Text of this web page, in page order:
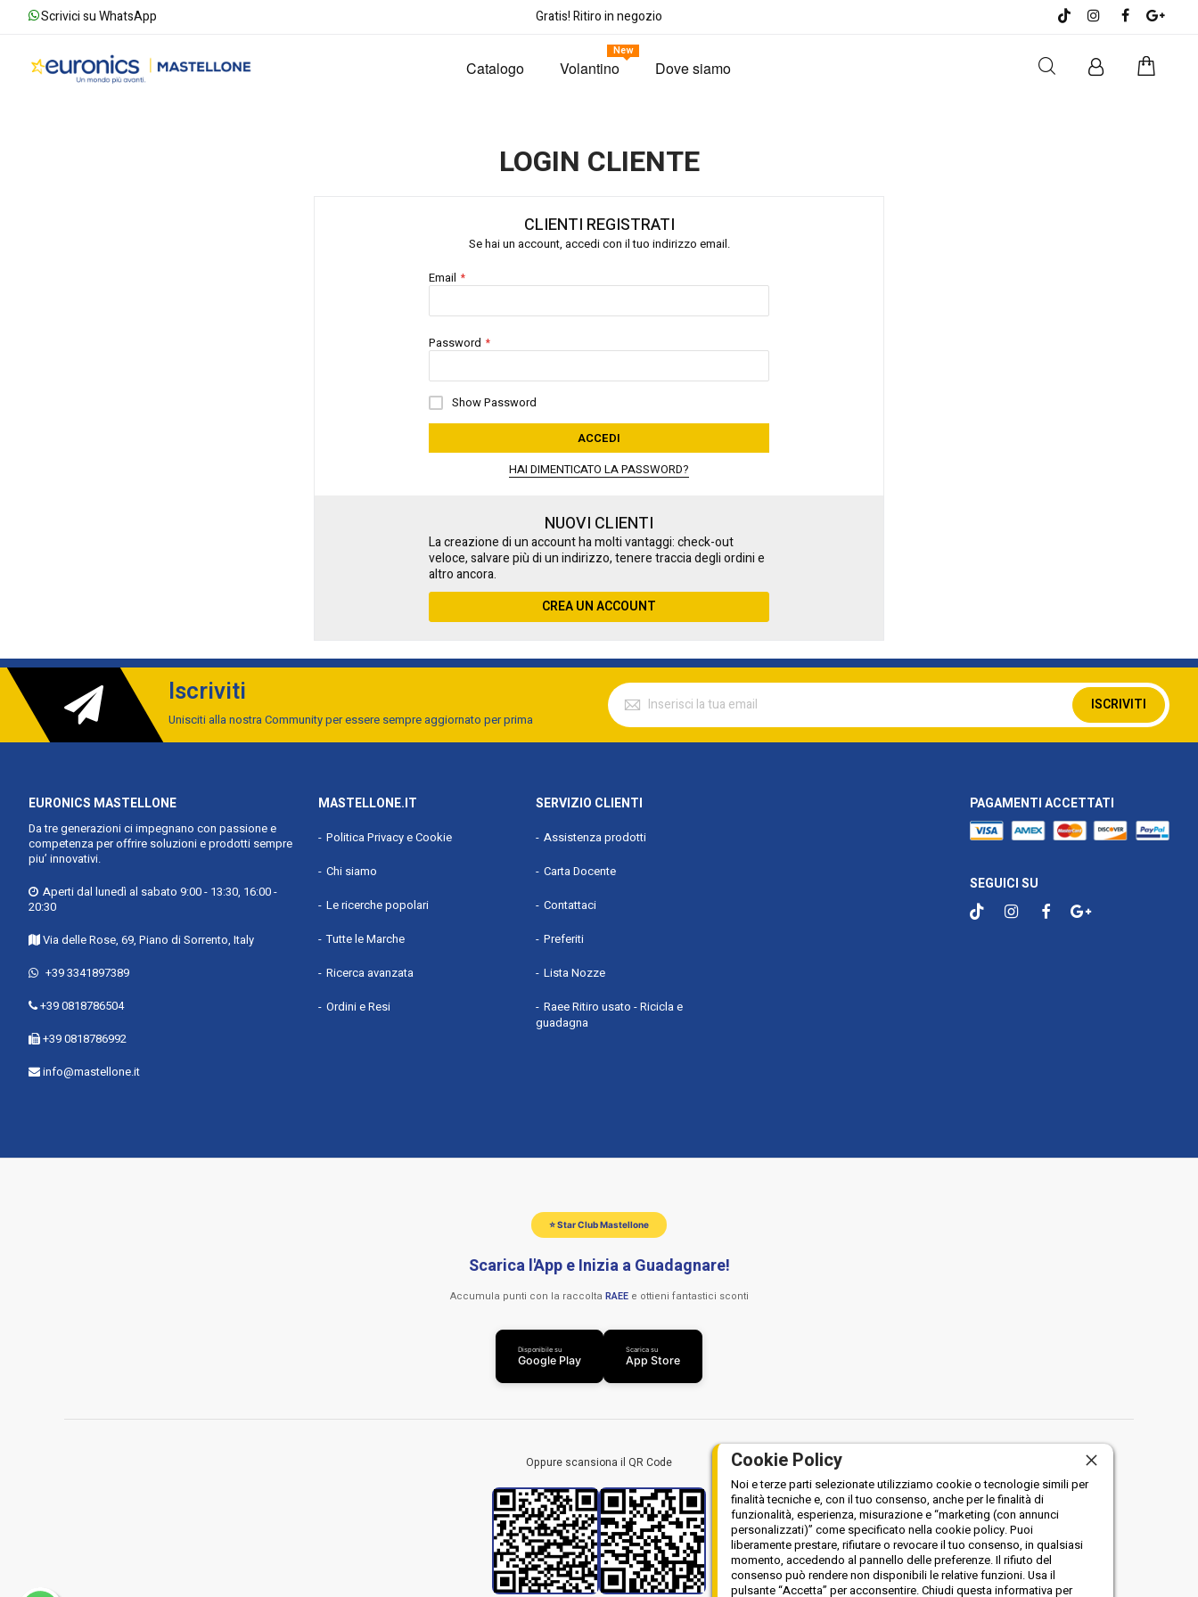
Cookie Policy
Noi e terze parti selezionate utilizziamo cookie o tecnologie simili per
finalità tecniche e, con il tuo consenso, anche per le finalità di
funzionalità, esperienza, misurazione e “marketing (con annunci
personalizzati)” come specificato nella cookie policy. Puoi
liberamente prestare, rifiutare o revocare il tuo consenso, in qualsiasi
momento, accedendo al pannello delle preferenze. Il rifiuto del
consenso può rendere non disponibili le relative funzioni. Usa il
pulsante “Accetta” per acconsentire. Chiudi questa informativa per
Scrivici su WhatsApp Gratis! Ritiro in negozio
Catalogo Volantino
New
Dove siamo
LOGIN CLIENTE
CLIENTI REGISTRATI
Se hai un account, accedi con il tuo indirizzo email.
Email
Password
Show Password
ACCEDI
HAI DIMENTICATO LA PASSWORD?
NUOVI CLIENTI
La creazione di un account ha molti vantaggi: check-out
veloce, salvare più di un indirizzo, tenere traccia degli ordini e
altro ancora.
CREA UN ACCOUNT
Iscriviti
Unisciti alla nostra Community per essere sempre aggiornato per prima
Iscriviti
alla
nostra
ISCRIVITI
EURONICS MASTELLONE
Da tre generazioni ci impegnano con passione e
competenza per offrire soluzioni e prodotti sempre
piu’ innovativi.
Aperti dal lunedì al sabato 9:00 - 13:30, 16:00 -
20:30
Via delle Rose, 69, Piano di Sorrento, Italy
+39 3341897389
+39 0818786504
+39 0818786992
info@mastellone.it
MASTELLONE.IT
Politica Privacy e Cookie
Chi siamo
Le ricerche popolari
Tutte le Marche
Ricerca avanzata
Ordini e Resi
SERVIZIO CLIENTI
Assistenza prodotti
Carta Docente
Contattaci
Preferiti
Lista Nozze
Raee Ritiro usato - Ricicla e
guadagna
PAGAMENTI ACCETTATI
SEGUICI SU
⭐ Star Club Mastellone
Scarica l'App e Inizia a Guadagnare!
Accumula punti con la raccolta RAEEe ottieni fantastici sconti
Disponibile su
Google Play
Scarica su
App Store
Oppure scansiona il QR Code